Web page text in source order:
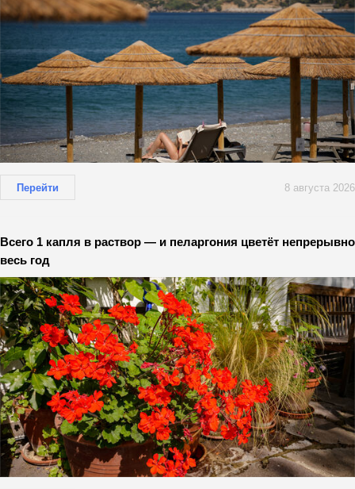
Перейти 8 августа 2026
Всего 1 капля в раствор — и пеларгония цветёт непрерывно
весь год